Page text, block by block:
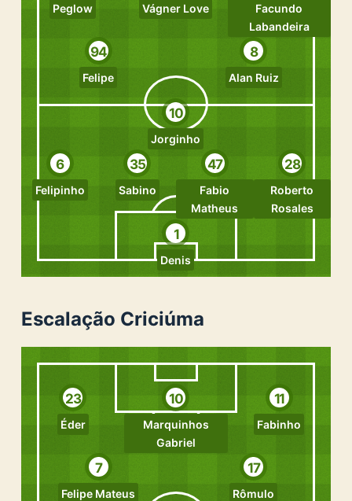
Peglow Vágner Love
Facundo
Labandeira
94
Felipe
8
Alan Ruiz
10
Jorginho
6
Felipinho
35
Sabino
47
Fabio
Matheus
28
Roberto
Rosales
1
Denis
Escalação Criciúma
23
Éder
10
Marquinhos
Gabriel
11
Fabinho
7
Felipe Mateus
17
Rômulo